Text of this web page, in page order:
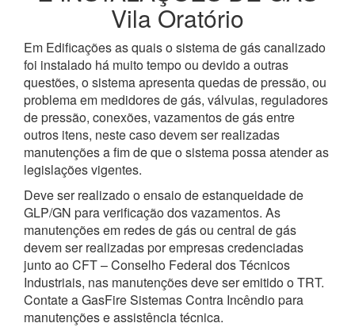
Vila Oratório
Em Edificações as quais o sistema de gás canalizado
foi instalado há muito tempo ou devido a outras
questões, o sistema apresenta quedas de pressão, ou
problema em medidores de gás, válvulas, reguladores
de pressão, conexões, vazamentos de gás entre
outros itens, neste caso devem ser realizadas
manutenções a fim de que o sistema possa atender as
legislações vigentes.
Deve ser realizado o ensaio de estanqueidade de
GLP/GN para verificação dos vazamentos. As
manutenções em redes de gás ou central de gás
devem ser realizadas por empresas credenciadas
junto ao CFT – Conselho Federal dos Técnicos
Industriais, nas manutenções deve ser emitido o TRT.
Contate a GasFire Sistemas Contra Incêndio para
manutenções e assistência técnica.